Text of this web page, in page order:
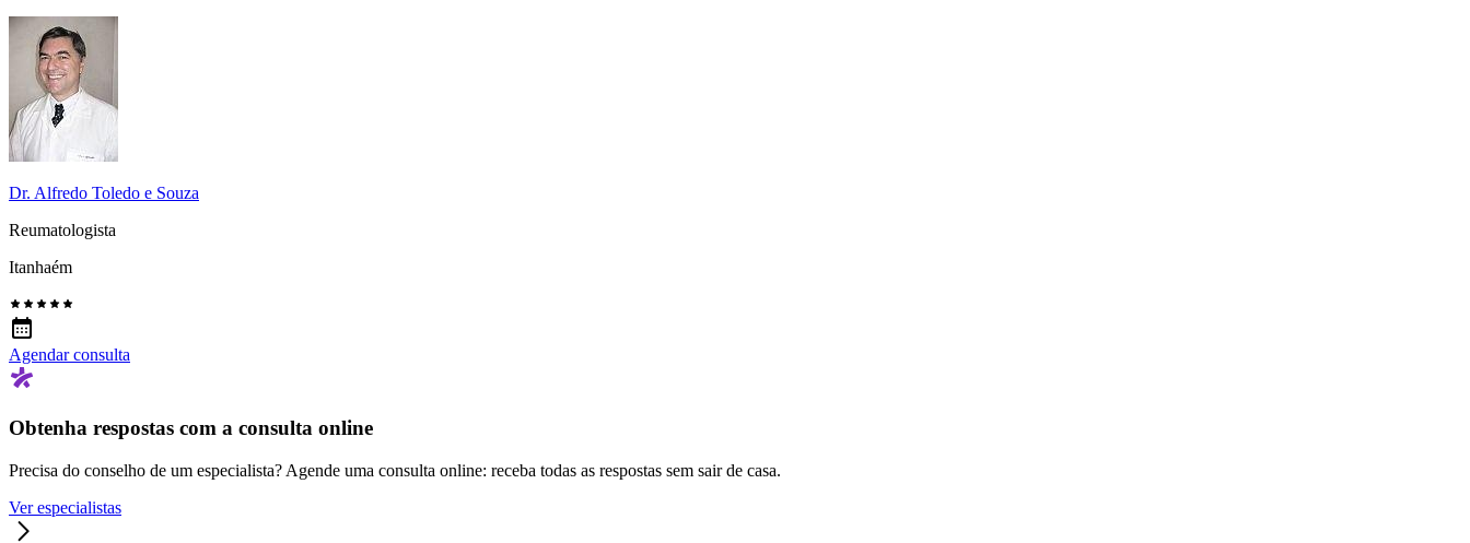
Dr. Alfredo Toledo e Souza
Reumatologista
Itanhaém
Agendar consulta
Obtenha respostas com a consulta online
Precisa do conselho de um especialista? Agende uma consulta online: receba todas as respostas sem sair de casa.
Ver especialistas